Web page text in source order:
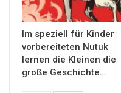
Im speziell für Kinder
vorbereiteten Nutuk
lernen die Kleinen die
große Geschichte…